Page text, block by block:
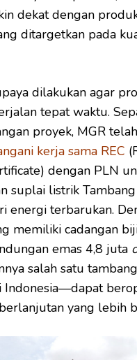
dekat dengan
ditargetkan pada
dilakukan agar
tepat waktu.
proyek, MGR telah
kerja sama REC
dengan PLN
suplai listrik
energi terbarukan.
memiliki cadangan
emas 4,8 juta
salah satu
Indonesia—dapat
yang lebih